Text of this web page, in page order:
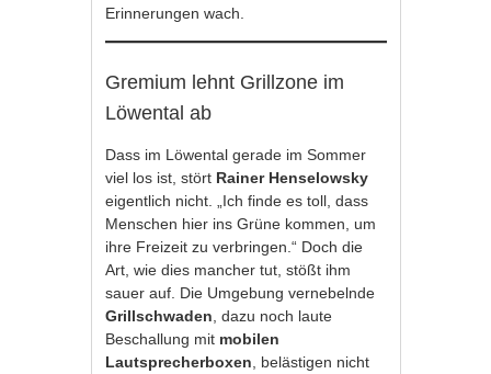
Erinnerungen wach.
Gremium lehnt Grillzone im
Löwental ab
Dass im Löwental gerade im Sommer
viel los ist, stört Rainer Henselowsky
eigentlich nicht. „Ich finde es toll, dass
Menschen hier ins Grüne kommen, um
ihre Freizeit zu verbringen.“ Doch die
Art, wie dies mancher tut, stößt ihm
sauer auf. Die Umgebung vernebelnde
Grillschwaden , dazu noch laute
Beschallung mit mobilen
Lautsprecherboxen , belästigen nicht